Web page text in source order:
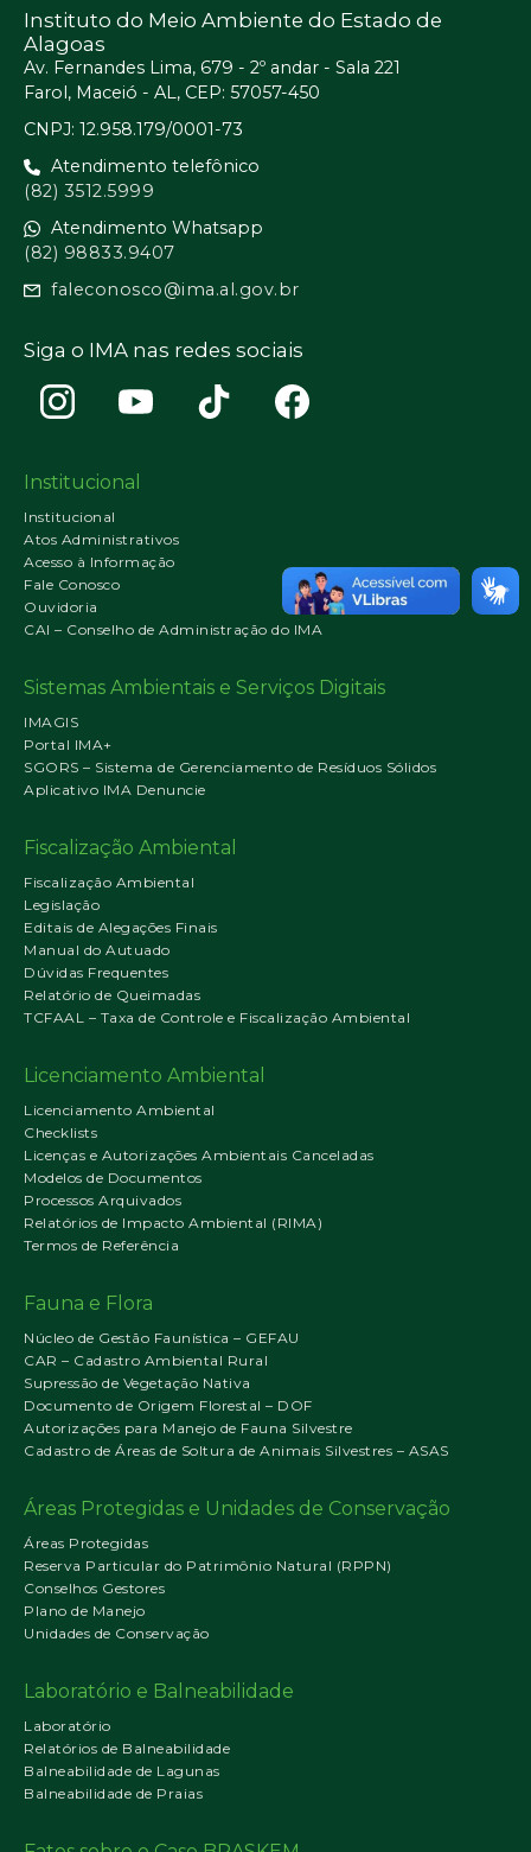
Instituto do Meio Ambiente do Estado de
Alagoas
Av. Fernandes Lima, 679 - 2º andar - Sala 221
Farol, Maceió - AL, CEP: 57057-450
CNPJ: 12.958.179/0001-73
Atendimento telefônico
(82) 3512.5999
Atendimento Whatsapp
(82) 98833.9407
faleconosco@ima.al.gov.br
Siga o IMA nas redes sociais
Institucional
Institucional
Atos Administrativos
Acesso à Informação
Fale Conosco
Ouvidoria
CAI – Conselho de Administração do IMA
Sistemas Ambientais e Serviços Digitais
IMAGIS
Portal IMA+
SGORS – Sistema de Gerenciamento de Resíduos Sólidos
Aplicativo IMA Denuncie
Fiscalização Ambiental
Fiscalização Ambiental
Legislação
Editais de Alegações Finais
Manual do Autuado
Dúvidas Frequentes
Relatório de Queimadas
TCFAAL – Taxa de Controle e Fiscalização Ambiental
Licenciamento Ambiental
Licenciamento Ambiental
Checklists
Licenças e Autorizações Ambientais Canceladas
Modelos de Documentos
Processos Arquivados
Relatórios de Impacto Ambiental (RIMA)
Termos de Referência
Fauna e Flora
Núcleo de Gestão Faunística – GEFAU
CAR – Cadastro Ambiental Rural
Supressão de Vegetação Nativa
Documento de Origem Florestal – DOF
Autorizações para Manejo de Fauna Silvestre
Cadastro de Áreas de Soltura de Animais Silvestres – ASAS
Áreas Protegidas e Unidades de Conservação
Áreas Protegidas
Reserva Particular do Patrimônio Natural (RPPN)
Conselhos Gestores
Plano de Manejo
Unidades de Conservação
Laboratório e Balneabilidade
Laboratório
Relatórios de Balneabilidade
Balneabilidade de Lagunas
Balneabilidade de Praias